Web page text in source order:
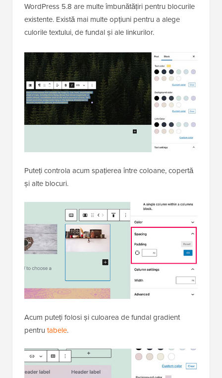
WordPress 5.8 are multe îmbunătățiri pentru blocurile
existente. Există mai multe opțiuni pentru a alege
culorile textului, de fundal și ale linkurilor.
Puteți controla acum spațierea între coloane, copertă
și alte blocuri.
Acum puteți folosi și culoarea de fundal gradient
pentru tabele.